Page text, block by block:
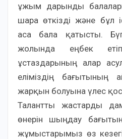
ұжым дарынды
шара өткізді және бұл
аса бала қатысты.
жолында еңбек
ұстаздарының алар
еліміздің бағытының
жарқын болуына үлес
Талантты жастарды
өнерін шыңдау
жұмыстарымыз өз